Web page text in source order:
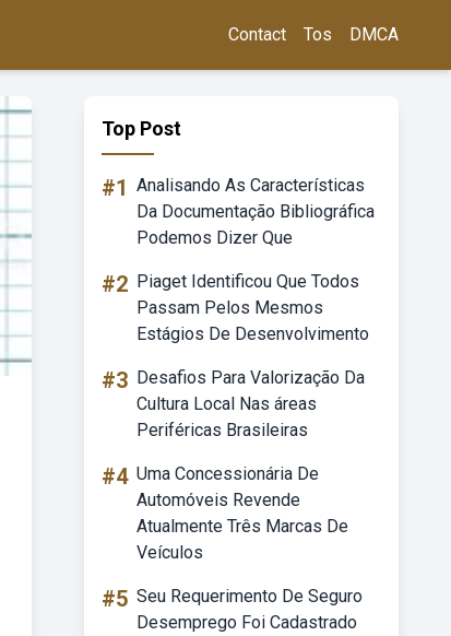
Contact Tos DMCA
Top Post
#1 Analisando As Características
Da Documentação Bibliográfica
Podemos Dizer Que
#2 Piaget Identificou Que Todos
Passam Pelos Mesmos
Estágios De Desenvolvimento
#3 Desafios Para Valorização Da
Cultura Local Nas áreas
Periféricas Brasileiras
#4 Uma Concessionária De
Automóveis Revende
Atualmente Três Marcas De
Veículos
#5 Seu Requerimento De Seguro
Desemprego Foi Cadastrado